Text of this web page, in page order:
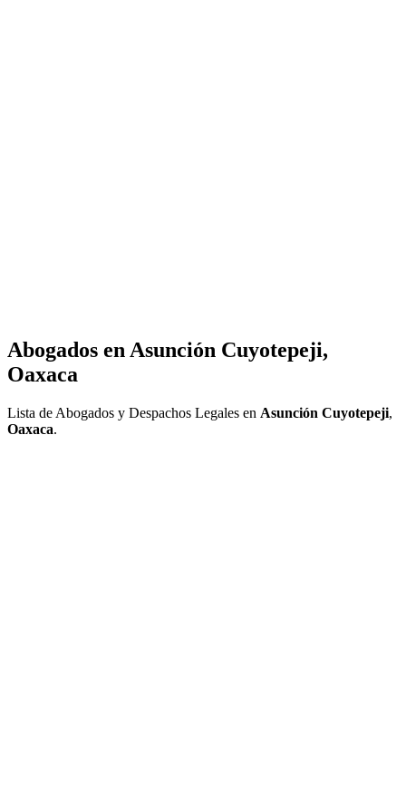
Abogados en Asunción Cuyotepeji,
Oaxaca
Lista de Abogados y Despachos Legales en Asunción Cuyotepeji,
Oaxaca.